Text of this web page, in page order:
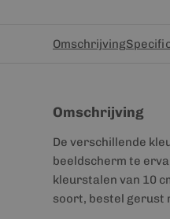
Omschrijving
Omschrijving
De verschillende
beeldscherm te
kleurstalen van 10
soort, bestel gerust